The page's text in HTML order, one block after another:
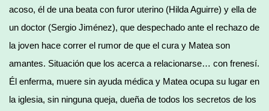
acoso, él de una beata con furor uterino (Hilda Aguirre) y ella de
un doctor (Sergio Jiménez), que despechado ante el rechazo de
la joven hace correr el rumor de que el cura y Matea son
amantes. Situación que los acerca a relacionarse… con frenesí.
Él enferma, muere sin ayuda médica y Matea ocupa su lugar en
la iglesia, sin ninguna queja, dueña de todos los secretos de los